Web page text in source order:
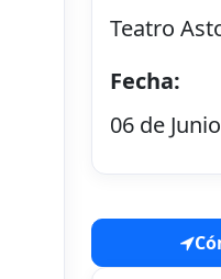
Teatro
Fecha:
06 de